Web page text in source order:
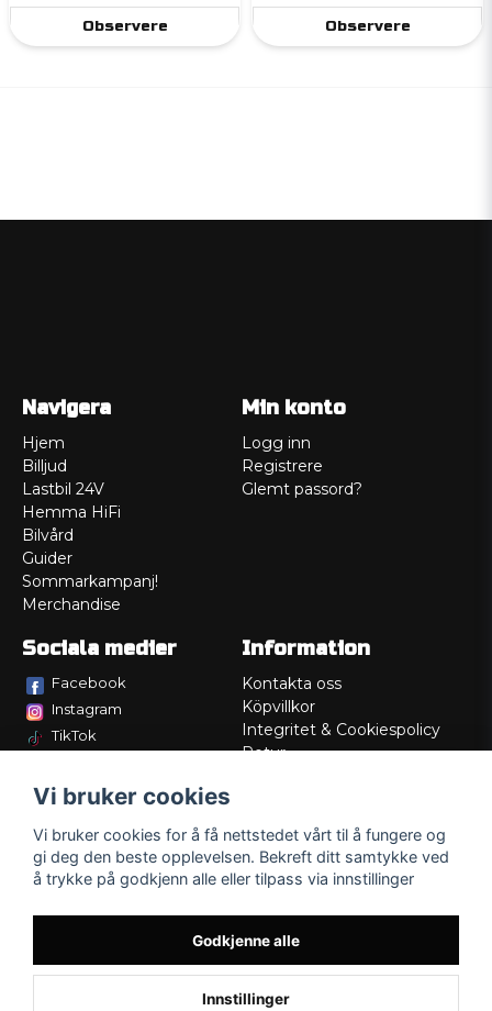
Observere Observere
Navigera
Hjem
Billjud
Lastbil 24V
Hemma HiFi
Bilvård
Guider
Sommarkampanj!
Merchandise
Min konto
Logg inn
Registrere
Glemt passord?
Sociala medier
Facebook
Instagram
TikTok
Information
Kontakta oss
Köpvillkor
Integritet & Cookiespolicy
Retur
Lådritning
Om oss
Vi bruker cookies
Vi bruker cookies for å få nettstedet vårt til å fungere og
gi deg den beste opplevelsen. Bekreft ditt samtykke ved
å trykke på godkjenn alle eller tilpass via innstillinger
Godkjenne alle
Innstillinger